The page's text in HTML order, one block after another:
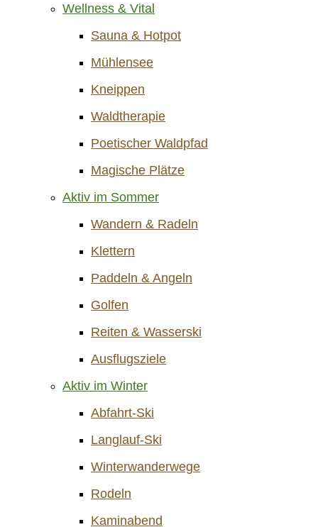
Wellness & Vital
Sauna & Hotpot
Mühlensee
Kneippen
Waldtherapie
Poetischer Waldpfad
Magische Plätze
Aktiv im Sommer
Wandern & Radeln
Klettern
Paddeln & Angeln
Golfen
Reiten & Wasserski
Ausflugsziele
Aktiv im Winter
Abfahrt-Ski
Langlauf-Ski
Winterwanderwege
Rodeln
Kaminabend